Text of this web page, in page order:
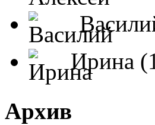
Ирина
Архив